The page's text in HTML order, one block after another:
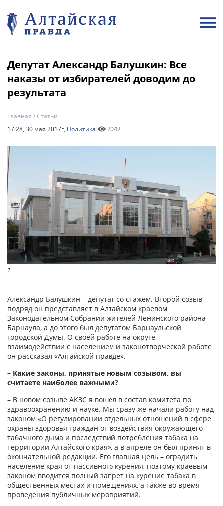
Депутат Александр Балушкин: Все
наказы от избирателей доводим до
результата
Главная /Статьи
17:28, 30 мая 2017г, Политика 2042
1
Александр Балушкин – депутат со стажем. Второй созыв
подряд он представляет в Алтайском краевом
Законодательном Собрании жителей Ленинского района
Барнаула, а до этого был депутатом Барнаульской
городской Думы. О своей работе на округе,
взаимодействии с населением и законотворческой работе
он рассказал «Алтайской правде».
– Какие законы, принятые новым созывом, вы
считаете наиболее важными?
– В новом созыве АКЗС я вошел в состав комитета по
здравоохранению и науке. Мы сразу же начали работу над
законом «О регулировании отдельных отношений в сфере
охраны здоровья граждан от воздействия окружающего
табачного дыма и последствий потребления табака на
территории Алтайского края», а в апреле он был принят в
окончательной редакции. Его главная цель – оградить
население края от пассивного курения, поэтому краевым
законом вводится полный запрет на курение табака в
общественных местах и помещениях, а также во время
проведения публичных мероприятий.